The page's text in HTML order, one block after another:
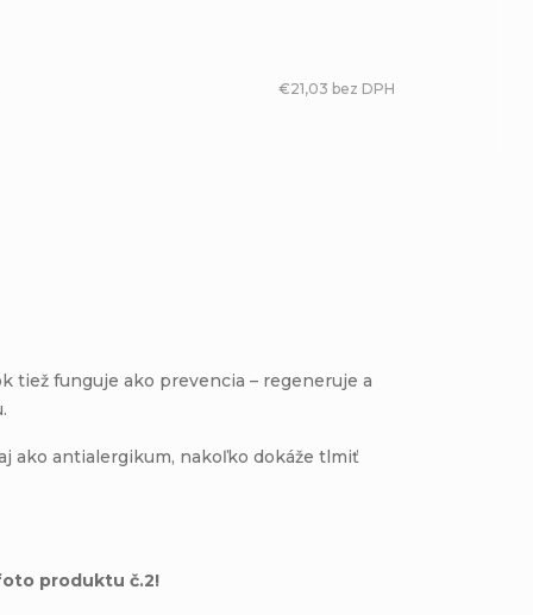
€21,03 bez DPH
tiež funguje ako prevencia – regeneruje a
ako antialergikum, nakoľko dokáže tlmiť
produktu č.2!